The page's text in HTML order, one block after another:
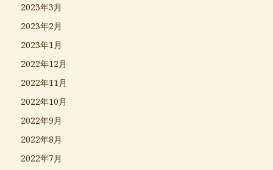
2023年3月
2023年2月
2023年1月
2022年12月
2022年11月
2022年10月
2022年9月
2022年8月
2022年7月